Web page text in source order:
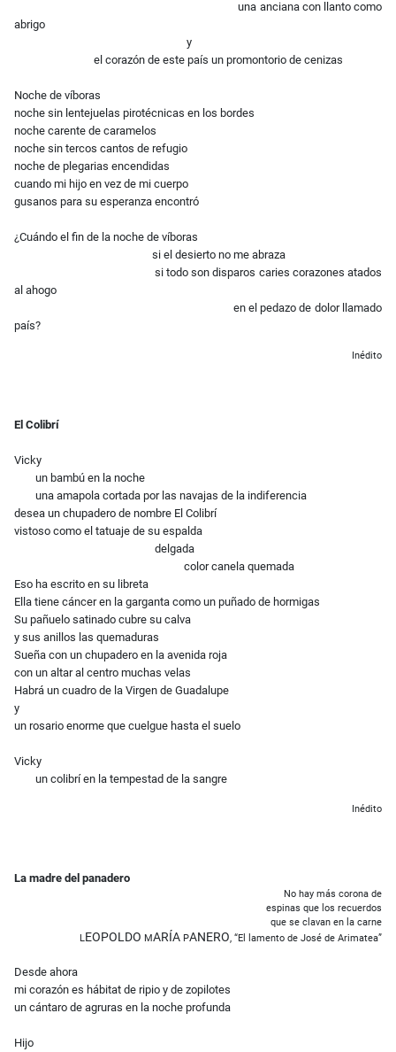
una anciana con llanto como
abrigo
y
el corazón de este país un promontorio de cenizas
Noche de víboras
noche sin lentejuelas pirotécnicas en los bordes
noche carente de caramelos
noche sin tercos cantos de refugio
noche de plegarias encendidas
cuando mi hijo en vez de mi cuerpo
gusanos para su esperanza encontró
¿Cuándo el fin de la noche de víboras
si el desierto no me abraza
si todo son disparos caries corazones atados
al ahogo
en el pedazo de dolor llamado
país?
Inédito
El Colibrí
Vicky
un bambú en la noche
una amapola cortada por las navajas de la indiferencia
desea un chupadero de nombre El Colibrí
vistoso como el tatuaje de su espalda
delgada
color canela quemada
Eso ha escrito en su libreta
Ella tiene cáncer en la garganta como un puñado de hormigas
Su pañuelo satinado cubre su calva
y sus anillos las quemaduras
Sueña con un chupadero en la avenida roja
con un altar al centro muchas velas
Habrá un cuadro de la Virgen de Guadalupe
y
un rosario enorme que cuelgue hasta el suelo
Vicky
un colibrí en la tempestad de la sangre
Inédito
La madre del panadero
No hay más corona de
espinas que los recuerdos
que se clavan en la carne
LEOPOLDO MARÍA PANERO, “El lamento de José de Arimatea”
Desde ahora
mi corazón es hábitat de ripio y de zopilotes
un cántaro de agruras en la noche profunda
Hijo